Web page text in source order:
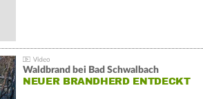
Waldbrand bei Bad Schwalbach
NEUER BRANDHERD ENTDECKT